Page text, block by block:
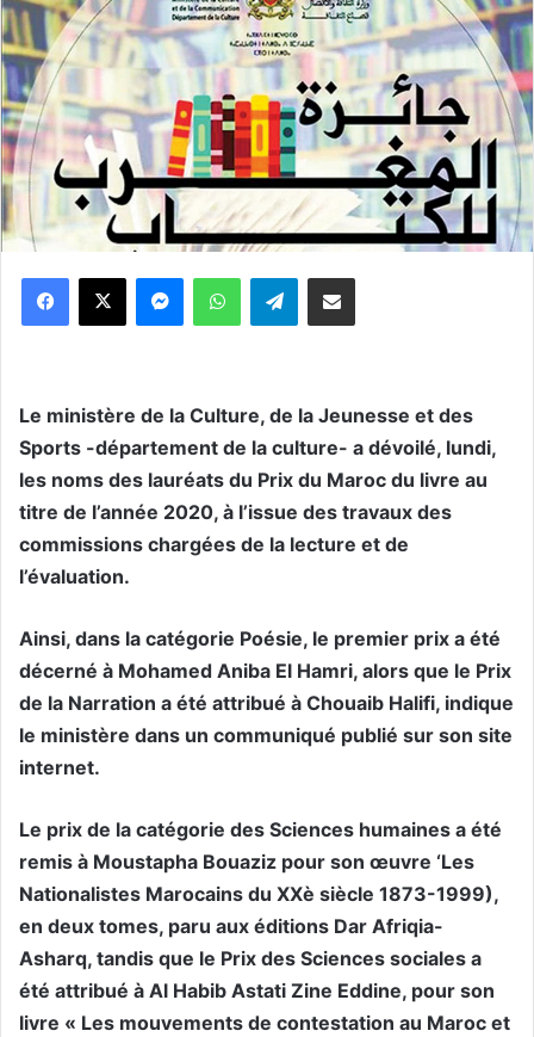
WhatsApp Telegram
Le ministère de la Culture, de la Jeunesse et des
Sports -département de la culture- a dévoilé, lundi,
les noms des lauréats du Prix du Maroc du livre au
titre de l’année 2020, à l’issue des travaux des
commissions chargées de la lecture et de
l’évaluation.
Ainsi, dans la catégorie Poésie, le premier prix a été
décerné à Mohamed Aniba El Hamri, alors que le Prix
de la Narration a été attribué à Chouaib Halifi, indique
le ministère dans un communiqué publié sur son site
internet.
Le prix de la catégorie des Sciences humaines a été
remis à Moustapha Bouaziz pour son œuvre ‘Les
Nationalistes Marocains du XXè siècle 1873-1999),
en deux tomes, paru aux éditions Dar Afriqia-
Asharq, tandis que le Prix des Sciences sociales a
été attribué à Al Habib Astati Zine Eddine, pour son
livre « Les mouvements de contestation au Maroc et